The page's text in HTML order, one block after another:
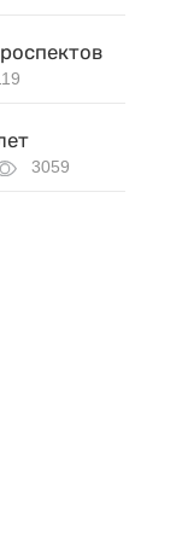
3059